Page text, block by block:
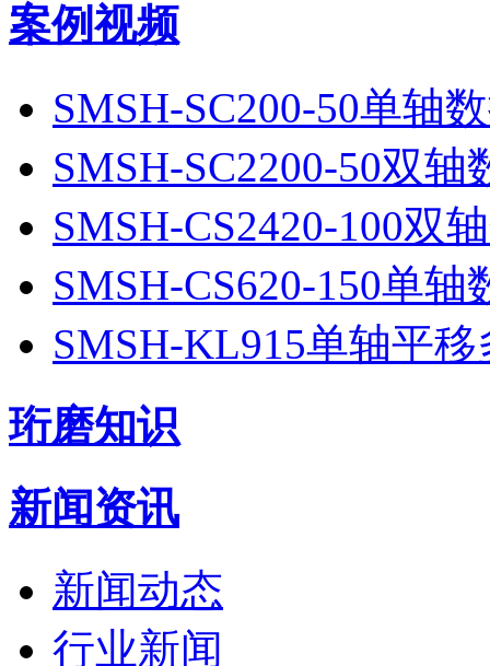
案例视频
SMSH-SC200-50单轴
SMSH-SC2200-50双轴
SMSH-CS2420-100双
SMSH-CS620-150单
SMSH-KL915单轴平
珩磨知识
新闻资讯
新闻动态
行业新闻